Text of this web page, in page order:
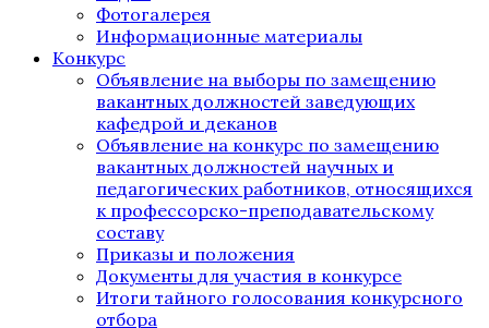
Фотогалерея
Информационные материалы
Конкурс
Объявление на выборы по замещению
вакантных должностей заведующих
кафедрой и деканов
Объявление на конкурс по замещению
вакантных должностей научных и
педагогических работников, относящихся
к профессорско-преподавательскому
составу
Приказы и положения
Документы для участия в конкурсе
Итоги тайного голосования конкурсного
отбора